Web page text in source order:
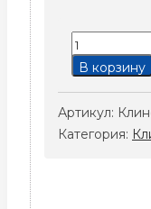
Количество
товара
ремень
SPA
В корзину
Артикул:
Категория: